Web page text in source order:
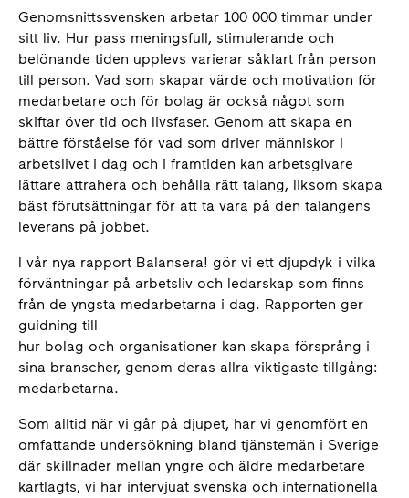
Genomsnittssvensken arbetar 100 000 timmar under
sitt liv. Hur pass meningsfull, stimulerande och
belönande tiden upplevs varierar såklart från person
till person. Vad som skapar värde och motivation för
medarbetare och för bolag är också något som
skiftar över tid och livsfaser. Genom att skapa en
bättre förståelse för vad som driver människor i
arbetslivet i dag och i framtiden kan arbetsgivare
lättare attrahera och behålla rätt talang, liksom skapa
bäst förutsättningar för att ta vara på den talangens
leverans på jobbet.
I vår nya rapport Balansera! gör vi ett djupdyk i vilka
förväntningar på arbetsliv och ledarskap som finns
från de yngsta medarbetarna i dag. Rapporten ger
guidning till
hur bolag och organisationer kan skapa försprång i
sina branscher, genom deras allra viktigaste tillgång:
medarbetarna.
Som alltid när vi går på djupet, har vi genomfört en
omfattande undersökning bland tjänstemän i Sverige
där skillnader mellan yngre och äldre medarbetare
kartlagts, vi har intervjuat svenska och internationella